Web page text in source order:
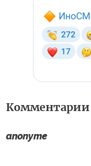
Комментарии
anonyme